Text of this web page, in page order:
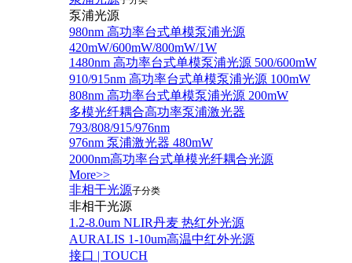
泵浦光源
980nm 高功率台式单模泵浦光源
420mW/600mW/800mW/1W
1480nm 高功率台式单模泵浦光源 500/600mW
910/915nm 高功率台式单模泵浦光源 100mW
808nm 高功率台式单模泵浦光源 200mW
多模光纤耦合高功率泵浦激光器
793/808/915/976nm
976nm 泵浦激光器 480mW
2000nm高功率台式单模光纤耦合光源
More>>
非相干光源子分类
非相干光源
1.2-8.0um NLIR丹麦 热红外光源
AURALIS 1-10um高温中红外光源
接口 | TOUCH